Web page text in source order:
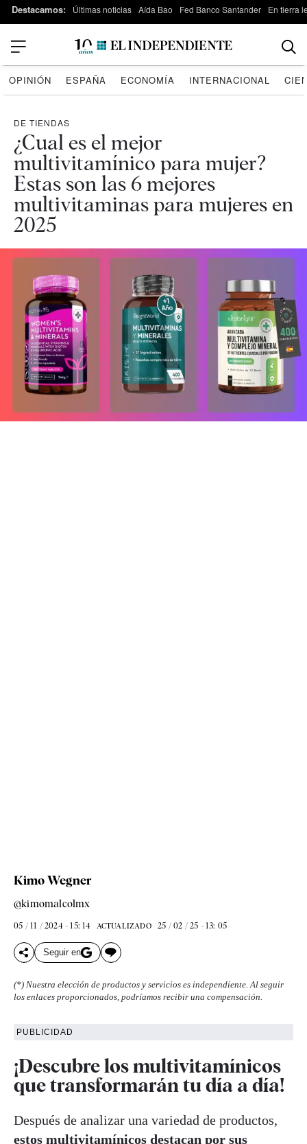
Destacamos: Últimas noticias Aída Bao Fed Banco Santander En tierra
OPINIÓN ESPAÑA ECONOMÍA INTERNACIONAL
DE TIENDAS
¿Cual es el mejor
multivitamínico para mujer?
Estas son las 6 mejores
multivitaminas para mujeres en
2025
Kimo Wegner
@kimomalcolmx
05 / 11 / 2024 - 15: 14 ACTUALIZADO 25 / 02 / 25 - 13: 05
Seguir en
(*) Nuestra elección de productos y servicios es independiente. Al seguir
los enlaces proporcionados, podríamos recibir una compensación.
PUBLICIDAD
¡Descubre los multivitamínicos
que transformarán tu día a día!
Después de analizar una variedad de productos,
estos multivitamínicos destacan por sus